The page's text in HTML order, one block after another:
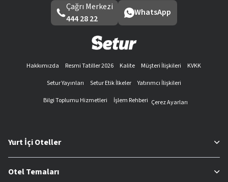
Çağrı Merkezi
444 28 22
WhatsApp
Hakkımızda Resmi Tatiller 2026 Kalite Müşteri İlişkileri
KVKK
Setur Yayınları
Setur Etik İlkeler
Yatırımcı İlişkileri
Bilgi Toplumu Hizmetleri
İşlem Rehberi Çerez Ayarları
Yurt İçi Oteller
Otel Temaları